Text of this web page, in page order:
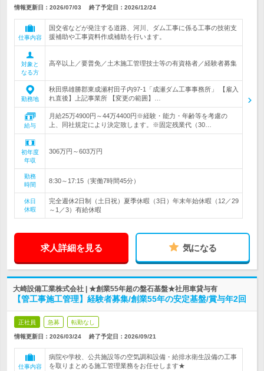
情報更新日：2026/07/03 終了予定日： 2026/12/24
仕事内容
国交省などが発注する道路、河川、ダム工事に係る工事の技術支
援補助や工事資料作成補助を行います。
対象と
なる方
高卒以上／要普免／土木施工管理技士等の有資格者／経験者募集
勤務地
秋田県雄勝郡東成瀬村田子内97-1「成瀬ダム工事事務所」 【雇入
れ直後】上記事業所 【変更の範囲】…
給与
月給25万4900円～44万4400円※経験・能力・年齢等を考慮の
上、同社規定により決定致します。※固定残業代（30…
初年度
年収
306万円～603万円
勤務
時間
8:30～17:15（実働7時間45分）
休日
休暇
完全週休2日制（土日祝）夏季休暇（3日）年末年始休暇（12／29
～1／3）有給休暇
求人詳細を見る 気になる
大崎設備工業株式会社 | ★創業55年超の盤石基盤★社用車貸与有
【管工事施工管理】経験者募集/創業55年の安定基盤/賞与年2回
正社員 急募 転勤なし
情報更新日：2026/03/24 終了予定日： 2026/09/21
仕事内容
病院や学校、公共施設等の空気調和設備・給排水衛生設備の工事
を取りまとめる施工管理業務をお任せします★